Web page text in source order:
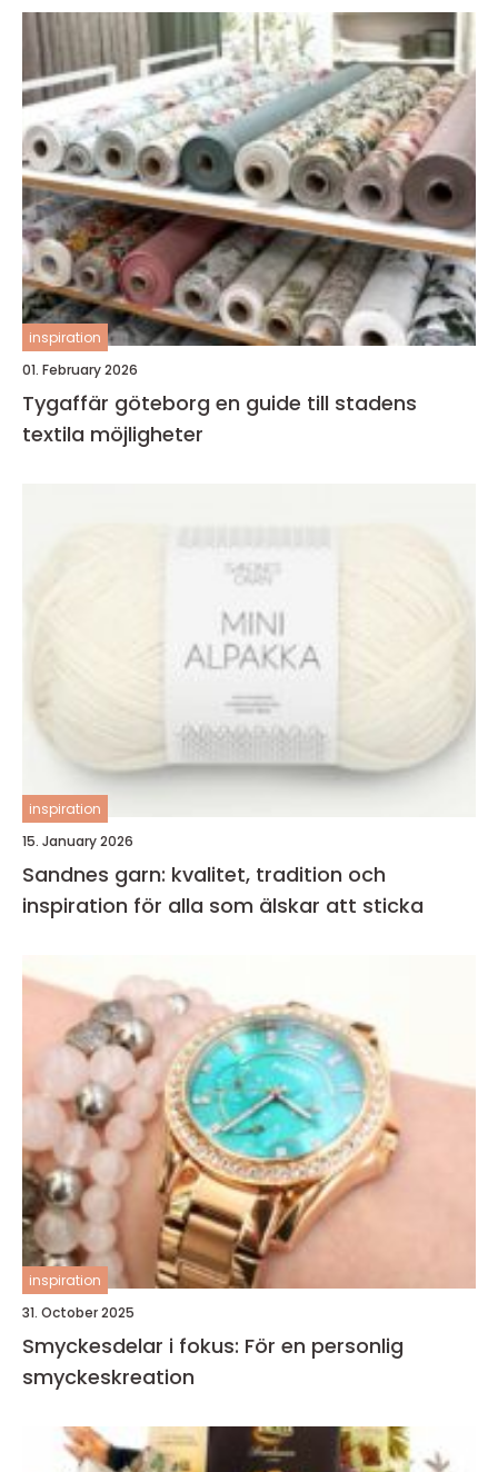
inspiration
01. February 2026
Tygaffär göteborg en guide till stadens
textila möjligheter
inspiration
15. January 2026
Sandnes garn: kvalitet, tradition och
inspiration för alla som älskar att sticka
inspiration
31. October 2025
Smyckesdelar i fokus: För en personlig
smyckeskreation